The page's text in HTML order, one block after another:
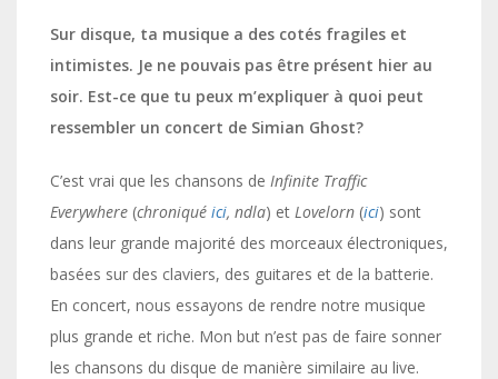
Sur disque, ta musique a des cotés fragiles et
intimistes. Je ne pouvais pas être présent hier au
soir. Est-ce que tu peux m’expliquer à quoi peut
ressembler un concert de Simian Ghost?
C’est vrai que les chansons de Infinite Traffic
Everywhere (chroniqué ici, ndla) et Lovelorn (ici) sont
dans leur grande majorité des morceaux électroniques,
basées sur des claviers, des guitares et de la batterie.
En concert, nous essayons de rendre notre musique
plus grande et riche. Mon but n’est pas de faire sonner
les chansons du disque de manière similaire au live.